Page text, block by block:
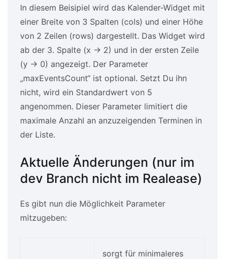
In diesem Beisipiel wird das Kalender-Widget mit
einer Breite von 3 Spalten (cols) und einer Höhe
von 2 Zeilen (rows) dargestellt. Das Widget wird
ab der 3. Spalte (x -> 2) und in der ersten Zeile
(y -> 0) angezeigt. Der Parameter
„maxEventsCount“ ist optional. Setzt Du ihn
nicht, wird ein Standardwert von 5
angenommen. Dieser Parameter limitiert die
maximale Anzahl an anzuzeigenden Terminen in
der Liste.
Aktuelle Änderungen (nur im
dev Branch nicht im Realease)
Es gibt nun die Möglichkeit Parameter
mitzugeben:
sorgt für minimaleres